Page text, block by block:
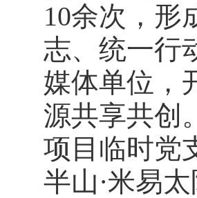
10余次，形
志、统一行
媒体单位，
源共享共创
项目临时党
半山·米易